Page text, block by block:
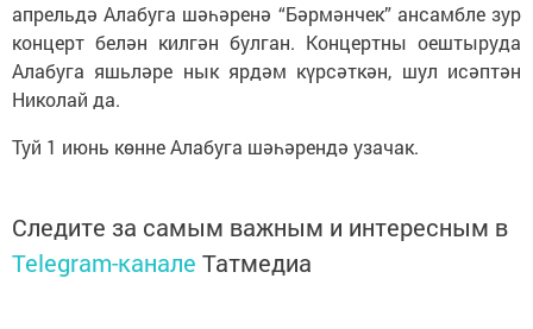
апрельдә Алабуга шәһәренә “Бәрмәнчек” ансамбле зур
концерт белән килгән булган. Концертны оештыруда
Алабуга яшьләре нык ярдәм күрсәткән, шул исәптән
Николай да.
Туй 1 июнь көнне Алабуга шәһәрендә узачак.
Следите за самым важным и интересным в
Telegram-канале Татмедиа